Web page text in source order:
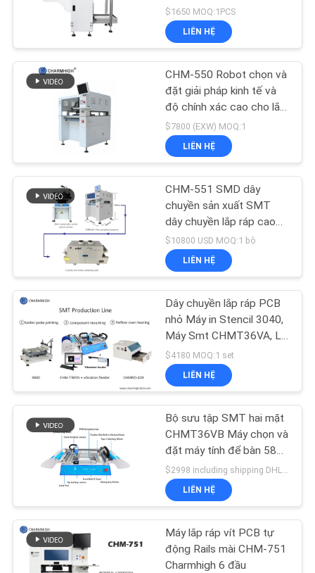
CHÚNG
CHUYẾN
MÁY
CHẤT
LƯỢNG
LIÊN
HỆ
VỚI
CHÚNG
TÔI
TỨC
SHOPPING
Loader cho dây chuyền
lắp ráp SMT
$1650 MOQ:1PCS
LIÊN HỆ
CHM-550 Robot chọn và
đặt giải pháp kinh tế và
độ chính xác cao cho lắp
ráp SMT
$7800 (EXW) MOQ:1
LIÊN HỆ
CHM-551 SMD dây
chuyền sản xuất SMT
dây chuyền lắp ráp cao
độ chính xác 4 đầu PCB
làm robot
$10800 USD MOQ:1 bộ
LIÊN HỆ
Dây chuyền lắp ráp PCB
nhỏ Máy in Stencil 3040,
Máy Smt CHMT36VA, Lò
nướng 420 Reflow
$4180 MOQ:1 set
LIÊN HỆ
Bộ sưu tập SMT hai mặt
CHMT36VB Máy chọn và
đặt máy tính để bàn 58
Feeders
LIÊN HỆ
Máy lắp ráp vít PCB tự
động Rails mài CHM-751
Charmhigh 6 đầu